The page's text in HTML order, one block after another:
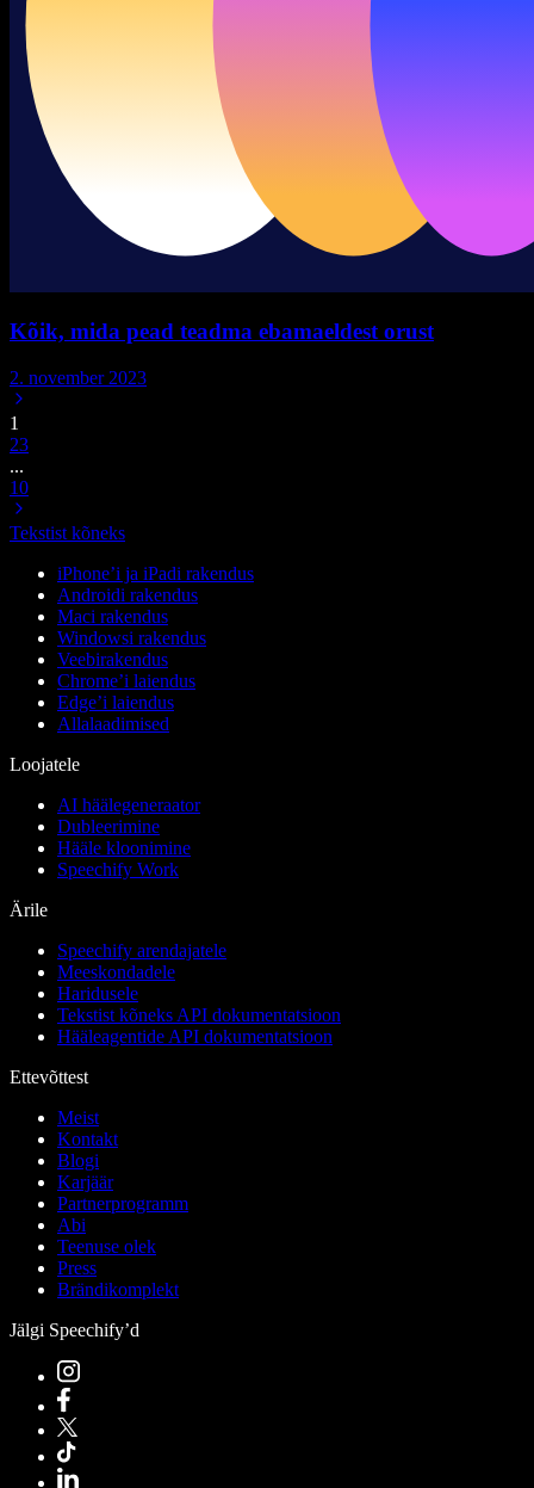
Kõik, mida pead teadma ebamaeldest orust
2. november 2023
1
23
...
10
Tekstist kõneks
iPhone’i ja iPadi rakendus
Androidi rakendus
Maci rakendus
Windowsi rakendus
Veebirakendus
Chrome’i laiendus
Edge’i laiendus
Allalaadimised
Loojatele
AI häälegeneraator
Dubleerimine
Hääle kloonimine
Speechify Work
Ärile
Speechify arendajatele
Meeskondadele
Haridusele
Tekstist kõneks API dokumentatsioon
Hääleagentide API dokumentatsioon
Ettevõttest
Meist
Kontakt
Blogi
Karjäär
Partnerprogramm
Abi
Teenuse olek
Press
Brändikomplekt
Jälgi Speechify’d